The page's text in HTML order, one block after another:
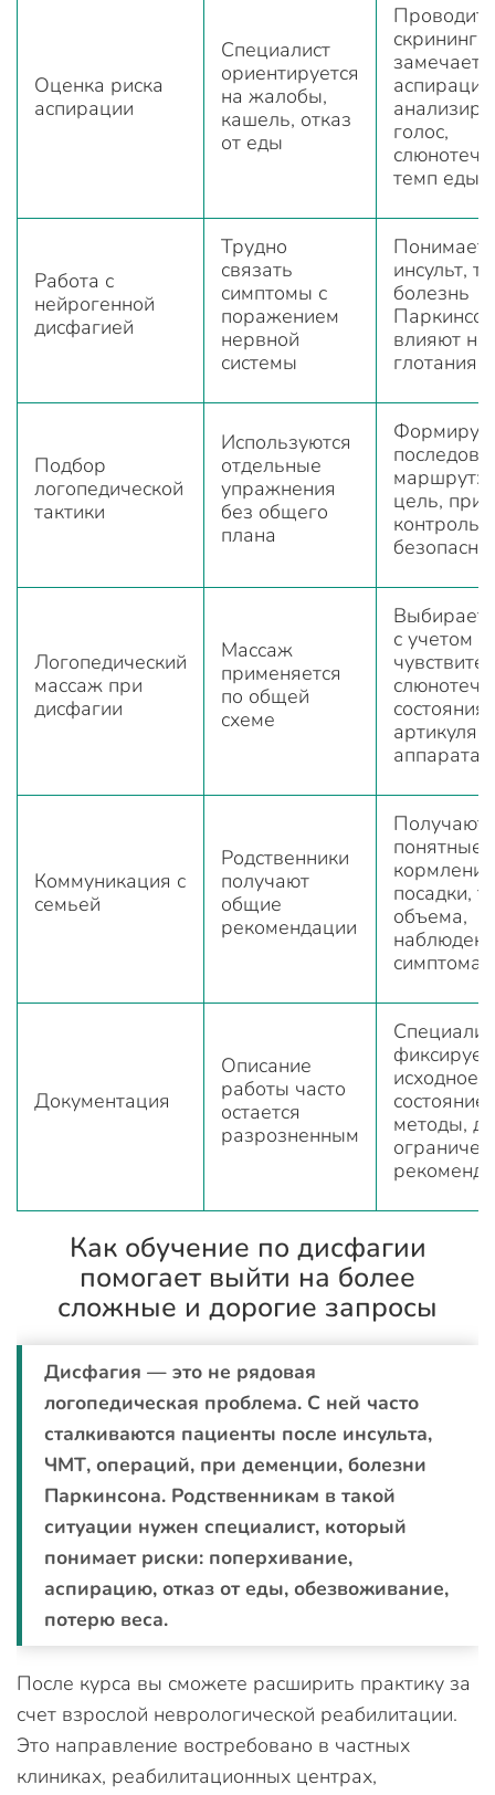
Оценка риска
аспирации
Специалист
ориентируется
на жалобы,
кашель, отказ
от еды
Проводит
скрининг,
замечает
голос,
темп еды
Работа с
нейрогенной
дисфагией
Трудно
связать
симптомы с
поражением
нервной
системы
Понимает,
инсульт,
болезнь
влияют
глотания
Подбор
логопедической
тактики
Используются
отдельные
упражнения
без общего
плана
маршрут:
цель,
контроль
Логопедический
массаж при
дисфагии
Массаж
применяется
по общей
схеме
Выбирает
с учетом
состояния
аппарата
Коммуникация с
семьей
Родственники
получают
общие
рекомендации
Получают
понятные
посадки,
объема,
Документация
Описание
работы часто
остается
разрозненным
фиксирует
исходное
состояние,
методы,
Как обучение по дисфагии
помогает выйти на более
сложные и дорогие запросы
Дисфагия — это не рядовая
логопедическая проблема. С ней часто
сталкиваются пациенты после инсульта,
ЧМТ, операций, при деменции, болезни
Паркинсона. Родственникам в такой
ситуации нужен специалист, который
понимает риски: поперхивание,
аспирацию, отказ от еды, обезвоживание,
потерю веса.
После курса вы сможете расширить практику за
счет взрослой неврологической реабилитации.
Это направление востребовано в частных
клиниках, реабилитационных центрах,